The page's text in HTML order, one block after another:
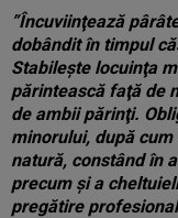
”Încuviinţează
dobândit în timpul
Stabileşte locuinţa
părintească faţă de
de ambii părinţi.
minorului, după
natură, constând în
precum şi a
pregătire